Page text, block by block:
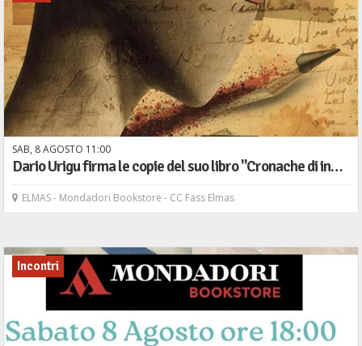
SAB, 8 AGOSTO 11 00
Dario Urigu firma le copie del suo libro "Cronache di inettitudine" - Il maestrale
ELMAS - Mondadori Bookstore - CC Fass Elmas
Incontri